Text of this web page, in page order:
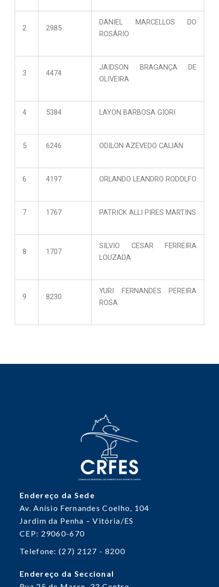
2 2985
DANIEL MARCELLOS DO
ROSÁRIO
3 4474
JAIDSON BRAGANÇA DE
OLIVEIRA
4 5384 LAYON BARBOSA GIORI
5 6246 ODILON AZEVEDO CALIAN
6 4197 ORLANDO LEANDRO RODOLFO
7 1767 PATRICK ALLI PIRES MARTINS
8 1707
SILVIO CESAR FERREIRA
LOUZADA
9 8230
YURI FERNANDES PEREIRA
ROSA
Endereço da Sede
Av. Anísio Fernandes Coelho, 104
Jardim da Penha – Vitória/ES
CEP: 29060-670
Telefone: (27) 2127 - 8200
Endereço da Seccional